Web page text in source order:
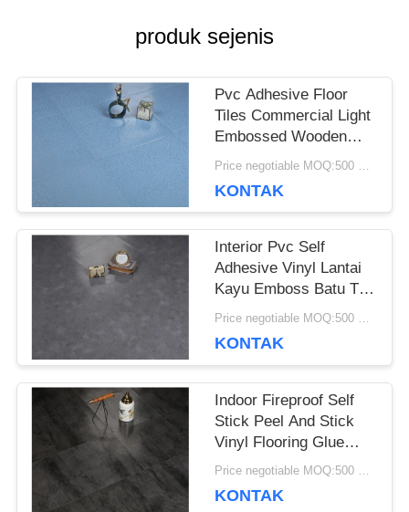
QUOTE
REQUEST
SUATU
SITEMAP
KEBIJAKAN
PRIVASI
produk sejenis
Pvc Adhesive Floor
Tiles Commercial Light
Embossed Wooden
Plastic Floor Tiles
Price negotiable MOQ:500 meter persegi
KONTAK
Interior Pvc Self
Adhesive Vinyl Lantai
Kayu Emboss Batu Tile
Oak
Price negotiable MOQ:500 meter persegi
KONTAK
Indoor Fireproof Self
Stick Peel And Stick
Vinyl Flooring Glue
Down Lvt
Price negotiable MOQ:500 meter persegi
KONTAK